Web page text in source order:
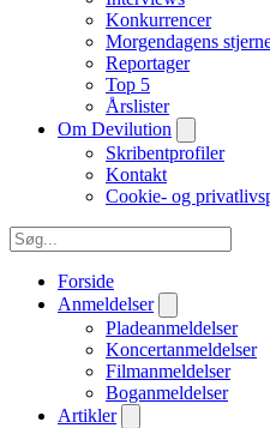
Konkurrencer
Morgendagens
Reportager
Top 5
Årslister
Om Devilution
Skribentprofiler
Kontakt
Cookie- og
Forside
Anmeldelser
Pladeanmeldelser
Koncertanmeldelser
Filmanmeldelser
Boganmeldelser
Artikler